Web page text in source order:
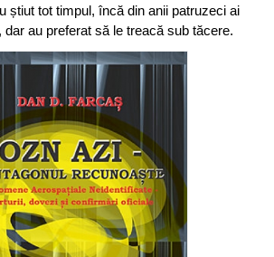
știut tot timpul, încă din anii patruzeci ai
dar au preferat să le treacă sub tăcere.